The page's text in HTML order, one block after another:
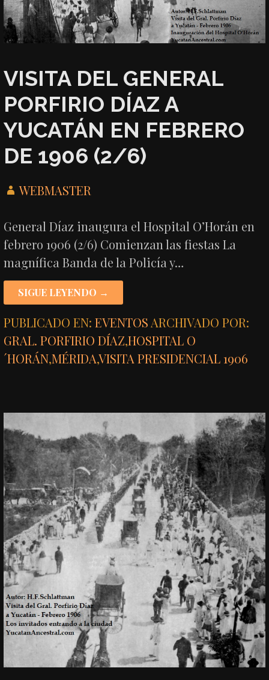
VISITA DEL GENERAL
PORFIRIO DÍAZ A
YUCATÁN EN FEBRERO
DE 1906 (2/6)
WEBMASTER
General Díaz inaugura el Hospital O’Horán en
febrero 1906 (2/6) Comienzan las fiestas La
magnífica Banda de la Policía y…
SIGUE LEYENDO →
PUBLICADO EN:EVENTOS ARCHIVADO POR:
GRAL. PORFIRIO DÍAZ,HOSPITAL O
´HORÁN,MÉRIDA,VISITA PRESIDENCIAL 1906